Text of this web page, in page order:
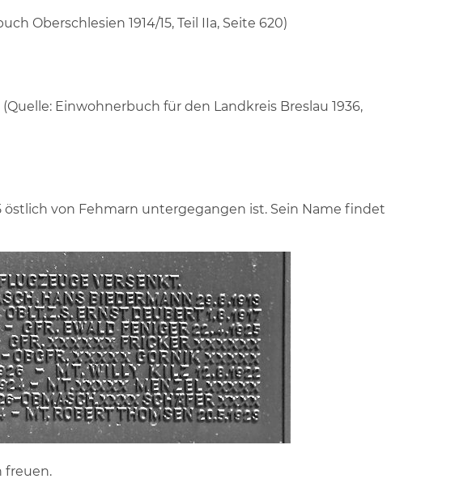
Oberschlesien 1914/15, Teil IIa, Seite 620)
Einwohnerbuch für den Landkreis Breslau 1936,
östlich von Fehmarn untergegangen ist. Sein Name findet
freuen.